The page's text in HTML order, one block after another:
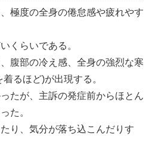
極度の全身の倦怠感や疲れやす
くらいである。
腹部の冷え感、全身の強烈な寒
るほど)が出現する。
たが、主訴の発症前からほとん
た。
り、気分が落ち込こんだりす